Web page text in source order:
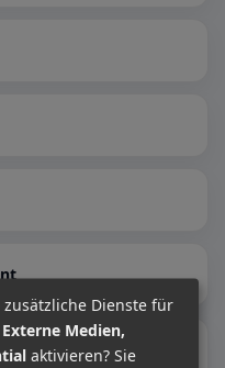
Dienste für
Medien,
aktivieren? Sie